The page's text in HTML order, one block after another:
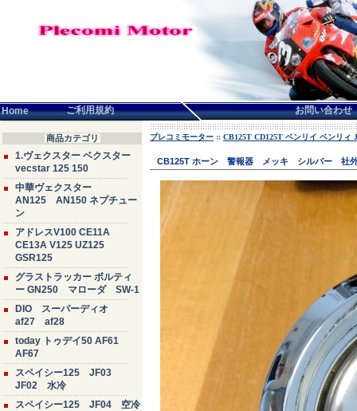
Home ご利用規約 お問い合わせ
商品カテゴリ
1.ヴェクスター ベクスター
vecstar 125 150
中華ヴェクスター
AN125 AN150 ネプチュー
ン
アドレスV100 CE11A
CE13A V125 UZ125
GSR125
グラストラッカー ボルティ
ー GN250 マローダ SW-1
DIO スーパーディオ
af27 af28
today トゥデイ50 AF61
AF67
スペイシー125 JF03
JF02 水冷
スペイシー125 JF04 空冷
プレコミモーター :: CB125T CD125T ベンリイ ベンリィ
CB125T ホーン 警報器 メッキ シルバー 社